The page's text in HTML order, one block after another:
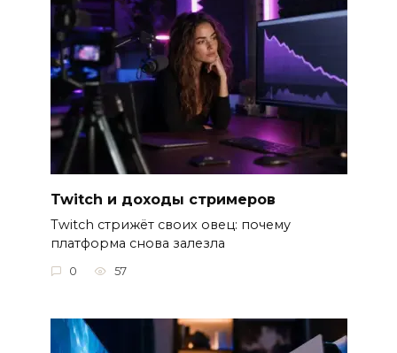
Twitch и доходы стримеров
Twitch стрижёт своих овец: почему
платформа снова залезла
0 57